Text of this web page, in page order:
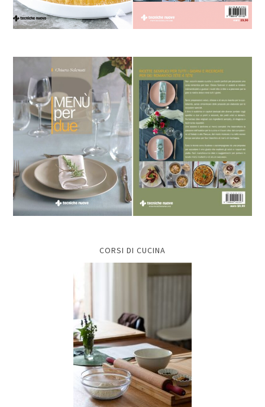
CORSI DI CUCINA